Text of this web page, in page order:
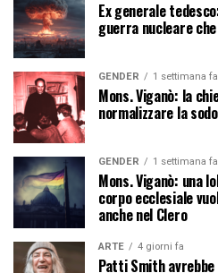
Ex generale
guerra nucleare
GENDER 1 settimana fa
Mons. Viganò: la
normalizzare la
GENDER 1 settimana fa
Mons. Viganò: una
corpo ecclesiale
anche nel Clero
ARTE 4 giorni fa
Patti Smith